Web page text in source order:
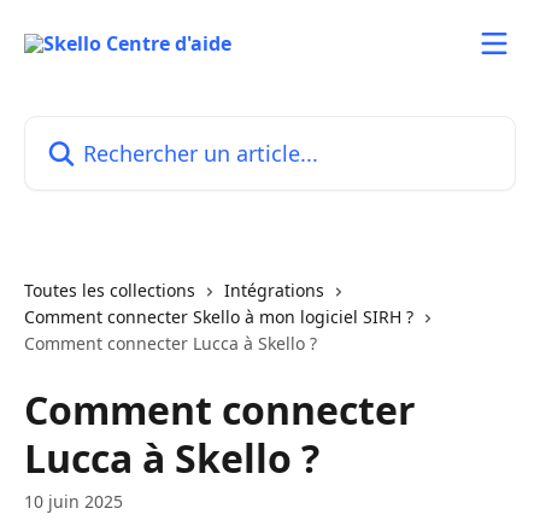
Toutes les collections
Intégrations
Comment connecter Skello à mon logiciel SIRH ?
Comment connecter Lucca à Skello ?
Comment connecter
Lucca à Skello ?
10 juin 2025